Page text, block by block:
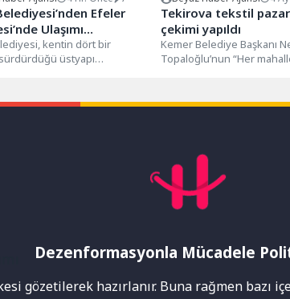
Efeler
Ulaşımı
Çalışma
kentin dört bir
üstyapı
Tekirova tekstil
çekimi yapıldı
Kemer Belediye Başkanı
Topaloğlu’nun “Her
Dezenformasyonla Mücadele
gözetilerek hazırlanır. Buna rağmen bazı